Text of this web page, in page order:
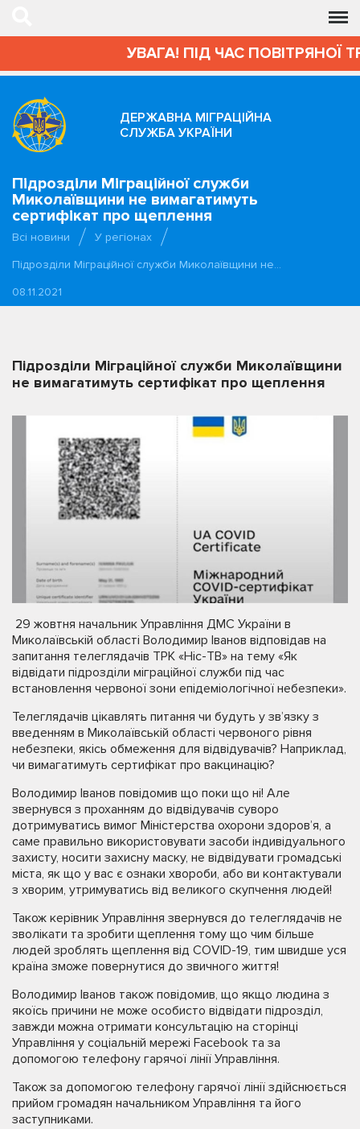
УВАГА! ПІД ЧАС ПОВІТРЯНОЇ
ДЕРЖАВНА МІГРАЦІЙНА
СЛУЖБА УКРАЇНИ
Підрозділи Міграційної служби
Миколаївщини не вимагатимуть
сертифікат про щеплення
Всі новини
У регіонах
Підрозділи Міграційної служби Миколаївщини не…
08.11.2021
Підрозділи Міграційної служби Миколаївщини
не вимагатимуть сертифікат про щеплення
29 жовтня начальник Управління ДМС України в
Миколаївській області Володимир Іванов відповідав на
запитання телеглядачів ТРК «Ніс-ТВ» на тему «Як
відвідати підрозділи міграційної служби під час
встановлення червоної зони епідеміологічної небезпеки».
Телеглядачів цікавлять питання чи будуть у звʼязку з
введенням в Миколаївській області червоного рівня
небезпеки, якісь обмеження для відвідувачів? Наприклад,
чи вимагатимуть сертифікат про вакцинацію?
Володимир Іванов повідомив що поки що ні! Але
звернувся з проханням до відвідувачів суворо
дотримуватись вимог Міністерства охорони здоровʼя, а
саме правильно використовувати засоби індивідуального
захисту, носити захисну маску, не відвідувати громадські
міста, як що у вас є ознаки хвороби, або ви контактували
з хворим, утримуватись від великого скупчення людей!
Також керівник Управління звернувся до телеглядачів не
зволікати та зробити щеплення тому що чим більше
людей зроблять щеплення від COVID-19, тим швидше уся
країна зможе повернутися до звичного життя!
Володимир Іванов також повідомив, що якщо людина з
якоїсь причини не може особисто відвідати підрозділ,
завжди можна отримати консультацію на сторінці
Управління у соціальній мережі Facebook та за
допомогою телефону гарячої лінії Управління.
Також за допомогою телефону гарячої лінії здійснюється
прийом громадян начальником Управління та його
заступниками.